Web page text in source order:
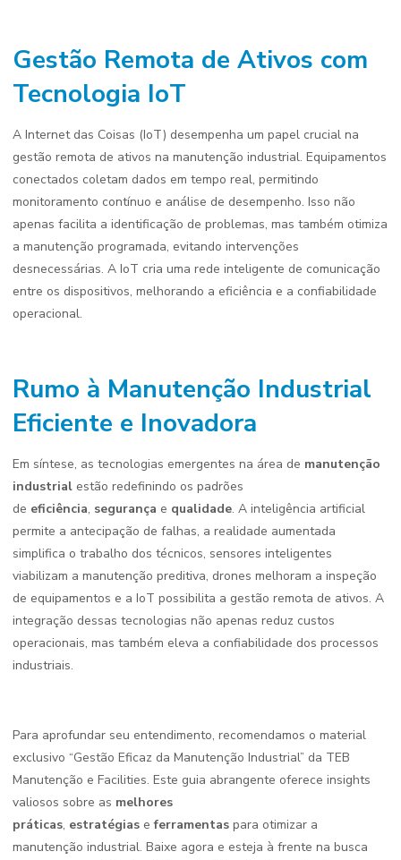
Gestão Remota de Ativos com
Tecnologia IoT
A Internet das Coisas (IoT) desempenha um papel crucial na
gestão remota de ativos na manutenção industrial. Equipamentos
conectados coletam dados em tempo real, permitindo
monitoramento contínuo e análise de desempenho. Isso não
apenas facilita a identificação de problemas, mas também otimiza
a manutenção programada, evitando intervenções
desnecessárias. A IoT cria uma rede inteligente de comunicação
entre os dispositivos, melhorando a eficiência e a confiabilidade
operacional.
Rumo à Manutenção Industrial
Eficiente e Inovadora
Em síntese, as tecnologias emergentes na área de manutenção
industrial estão redefinindo os padrões
de eficiência, segurança e qualidade. A inteligência artificial
permite a antecipação de falhas, a realidade aumentada
simplifica o trabalho dos técnicos, sensores inteligentes
viabilizam a manutenção preditiva, drones melhoram a inspeção
de equipamentos e a IoT possibilita a gestão remota de ativos. A
integração dessas tecnologias não apenas reduz custos
operacionais, mas também eleva a confiabilidade dos processos
industriais.
Para aprofundar seu entendimento, recomendamos o material
exclusivo “Gestão Eficaz da Manutenção Industrial” da TEB
Manutenção e Facilities. Este guia abrangente oferece insights
valiosos sobre as melhores
práticas, estratégias eferramentas para otimizar a
manutenção industrial. Baixe agora e esteja à frente na busca